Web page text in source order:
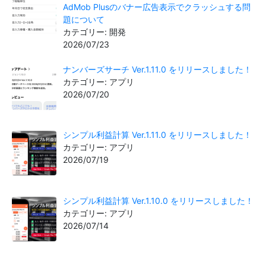
AdMob Plusのバナー広告表示でクラッシュする問
題について
カテゴリー: 開発
2026/07/23
ナンバーズサーチ Ver.1.11.0 をリリースしました！
カテゴリー: アプリ
2026/07/20
シンプル利益計算 Ver.1.11.0 をリリースしました！
カテゴリー: アプリ
2026/07/19
シンプル利益計算 Ver.1.10.0 をリリースしました！
カテゴリー: アプリ
2026/07/14